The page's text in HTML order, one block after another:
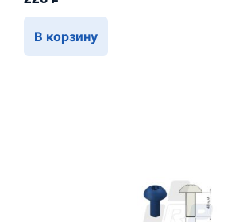
В корзину